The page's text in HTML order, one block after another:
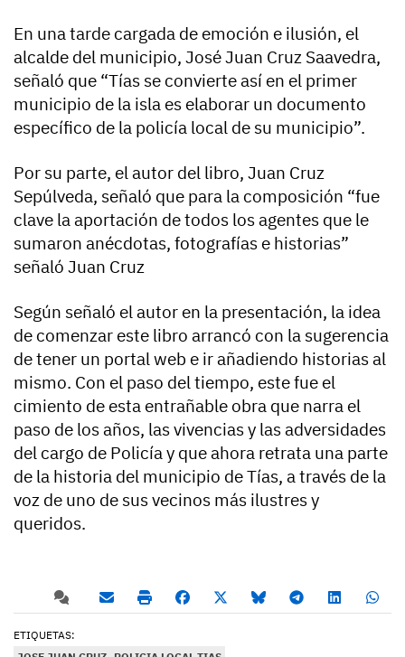
En una tarde cargada de emoción e ilusión, el
alcalde del municipio, José Juan Cruz Saavedra,
señaló que “Tías se convierte así en el primer
municipio de la isla es elaborar un documento
específico de la policía local de su municipio”.
Por su parte, el autor del libro, Juan Cruz
Sepúlveda, señaló que para la composición “fue
clave la aportación de todos los agentes que le
sumaron anécdotas, fotografías e historias”
señaló Juan Cruz
Según señaló el autor en la presentación, la idea
de comenzar este libro arrancó con la sugerencia
de tener un portal web e ir añadiendo historias al
mismo. Con el paso del tiempo, este fue el
cimiento de esta entrañable obra que narra el
paso de los años, las vivencias y las adversidades
del cargo de Policía y que ahora retrata una parte
de la historia del municipio de Tías, a través de la
voz de uno de sus vecinos más ilustres y
queridos.
ETIQUETAS: